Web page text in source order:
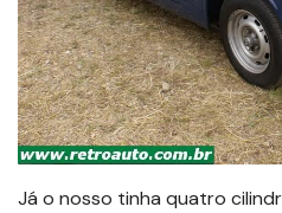
Já o nosso tinha quatro